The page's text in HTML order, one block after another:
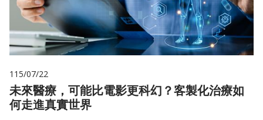
115/07/22
未來醫療，可能比電影更科幻？客製化治療如
何走進真實世界